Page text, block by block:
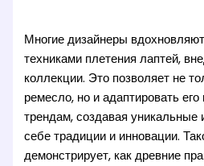
Многие дизайнеры
техниками плетения лаптей,
коллекции. Это позволяет не
ремесло, но и адаптировать
трендам, создавая
себе традиции и инновации.
демонстрирует, как древние